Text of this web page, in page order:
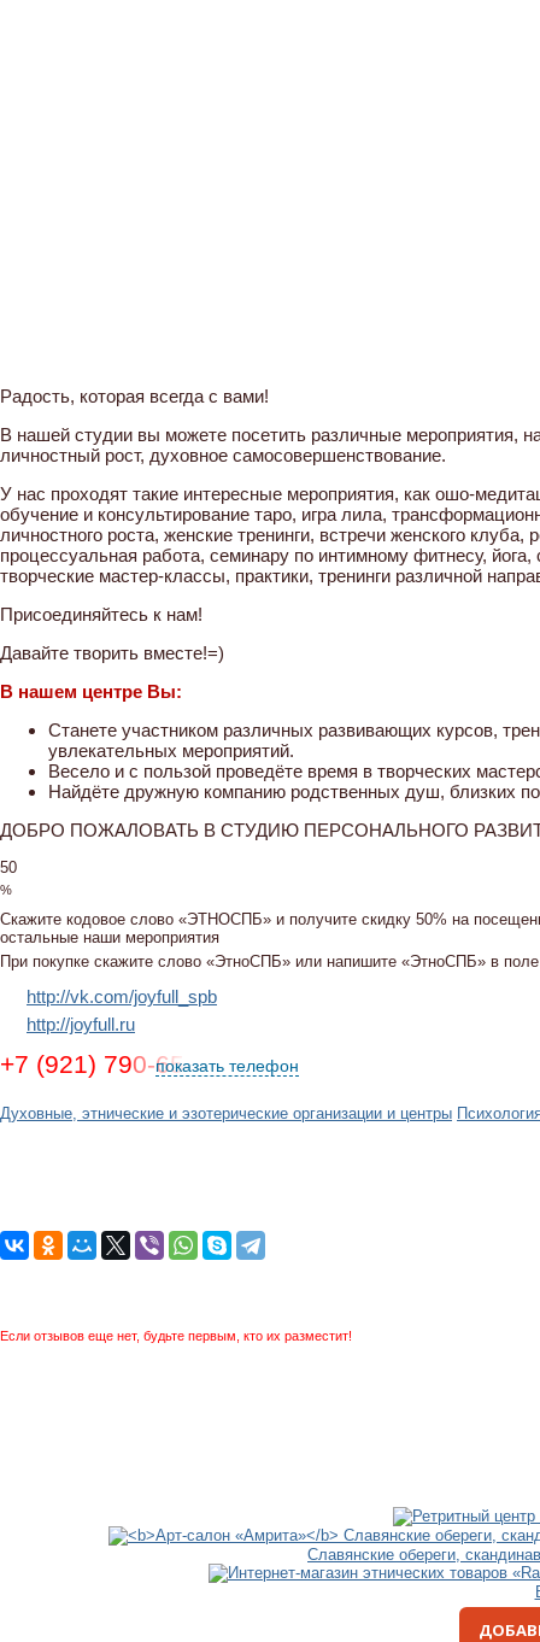
Радость, которая всегда с вами!
В нашей студии вы можете посетить различные мероприятия,
личностный рост, духовное самосовершенствование.
У нас проходят такие интересные мероприятия, как ошо-
обучение и консультирование таро, игра лила,
личностного роста, женские тренинги, встречи женского
процессуальная работа, семинару по интимному фитнесу,
творческие мастер-классы, практики, тренинги различной
Присоединяйтесь к нам!
Давайте творить вместе!=)
В нашем центре Вы:
Станете участником различных развивающих курсов,
увлекательных мероприятий.
Весело и с пользой проведёте время в творческих
Найдёте дружную компанию родственных душ, близких
ДОБРО ПОЖАЛОВАТЬ В СТУДИЮ ПЕРСОНАЛЬНОГО
50
%
Скажите кодовое слово «ЭТНОСПБ» и получите скидку 50% на
остальные наши мероприятия
При покупке скажите слово «ЭтноСПБ» или напишите «ЭтноСПБ» в поле
http://vk.com/joyfull_spb
http://joyfull.ru
+7 (921) 790-65-31показать телефон
Духовные, этнические и эзотерические организации и центры
Если отзывов еще нет, будьте первым, кто их разместит!
Славянские обереги,